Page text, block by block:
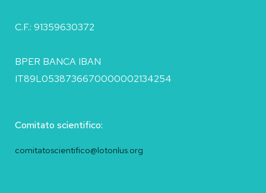
C.F.: 91359630372
BPER BANCA IBAN
IT89L0538736670000002134254
Comitato scientifico:
comitatoscientifico@lotonlus.org